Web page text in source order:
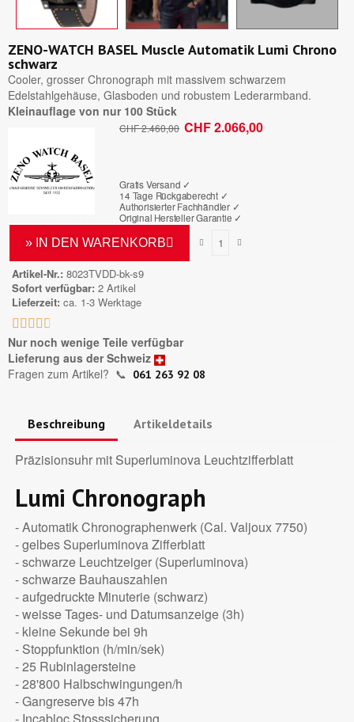
ZENO-WATCH BASEL Muscle Automatik Lumi Chrono
schwarz
Cooler, grosser Chronograph mit massivem schwarzem
Edelstahlgehäuse, Glasboden und robustem Lederarmband.
Kleinauflage von nur 100 Stück
CHF 2.460,00 CHF 2.066,00
Gratis Versand ✓
14 Tage Rückgaberecht ✓
Authorisierter Fachhändler ✓
Original Hersteller Garantie ✓
» IN DEN WARENKORB
Artikel-Nr. 8023TVDD-bk-s9
Sofort verfügbar 2 Artikel
Lieferzeit ca. 1-3 Werktage
    
Nur noch wenige Teile verfügbar
Lieferung aus der Schweiz
Fragen zum Artikel? 📞 061 263 92 08
Beschreibung Artikeldetails
Präzisionsuhr mit Superluminova Leuchtzifferblatt
Lumi Chronograph
- Automatik Chronographenwerk (Cal. Valjoux 7750)
- gelbes Superluminova Zifferblatt
- schwarze Leuchtzeiger (Superluminova)
- schwarze Bauhauszahlen
- aufgedruckte Minuterie (schwarz)
- weisse Tages- und Datumsanzeige (3h)
- kleine Sekunde bei 9h
- Stoppfunktion (h/min/sek)
- 25 Rubinlagersteine
- 28'800 Halbschwingungen/h
- Gangreserve bis 47h